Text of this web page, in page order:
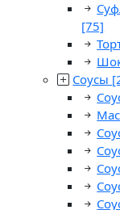
[75]
Соусы